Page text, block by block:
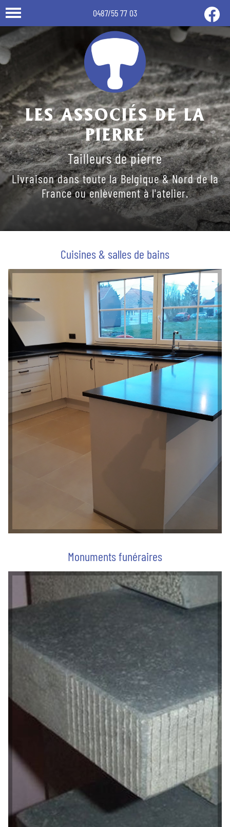
0487/55 77 03
LES ASSOCIÉS DE LA
PIERRE
Tailleurs de pierre
Livraison dans toute la Belgique & Nord de la
France ou enlèvement à l'atelier.
Cuisines & salles de bains
Monuments funéraires